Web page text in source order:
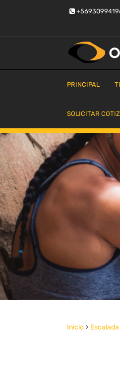
Orion
Equipos de
PRINCIPAL
SOLICITAR
Inicio Escalada